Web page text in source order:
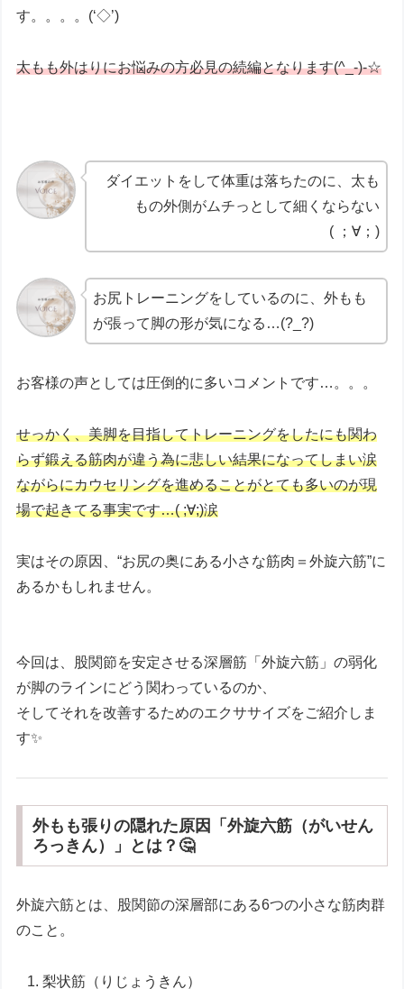
す。。。。(‘◇’)ゞ
太もも外はりにお悩みの方必見の続編となります(^_-)-☆
ダイエットをして体重は落ちたのに、太も
もの外側がムチっとして細くならない
( ；∀；)
お尻トレーニングをしているのに、外もも
が張って脚の形が気になる…(?_?)
お客様の声としては圧倒的に多いコメントです…。。。
せっかく、美脚を目指してトレーニングをしたにも関わ
らず鍛える筋肉が違う為に悲しい結果になってしまい涙
ながらにカウセリングを進めることがとても多いのが現
場で起きてる事実です…( ;∀;)涙
実はその原因、“お尻の奥にある小さな筋肉＝外旋六筋”に
あるかもしれません。
今回は、股関節を安定させる深層筋「外旋六筋」の弱化
が脚のラインにどう関わっているのか、
そしてそれを改善するためのエクササイズをご紹介しま
す✨
外もも張りの隠れた原因「外旋六筋（がいせん
ろっきん）」とは？🤔
外旋六筋とは、股関節の深層部にある6つの小さな筋肉群
のこと。
梨状筋（りじょうきん）